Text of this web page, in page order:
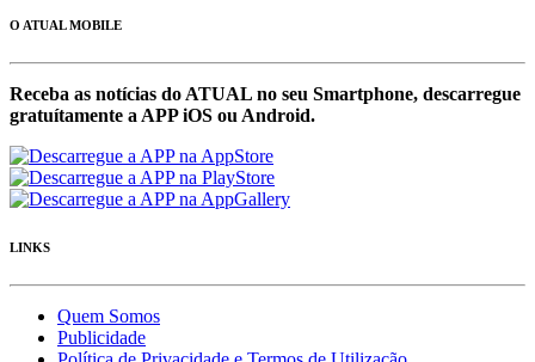
O ATUAL MOBILE
Receba as notícias do ATUAL no seu Smartphone, descarregue
gratuítamente a APP iOS ou Android.
LINKS
Quem Somos
Publicidade